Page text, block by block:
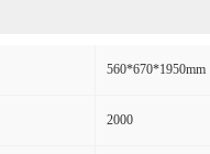
560*670*1950mm
2000